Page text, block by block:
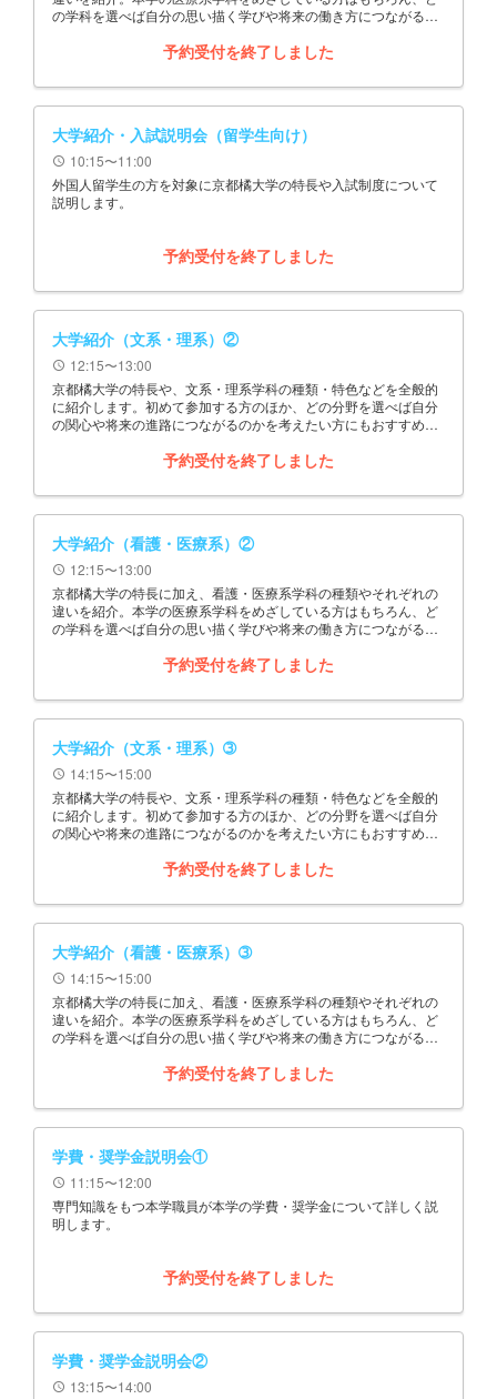
の学科を選べば自分の思い描く学びや将来の働き方につながるの
予約受付を終了しました
大学紹介・入試説明会（留学生向け）
schedule 10:15〜11:00
外国人留学生の方を対象に京都橘大学の特長や入試制度について
説明します。
予約受付を終了しました
大学紹介（文系・理系）②
schedule 12:15〜13:00
京都橘大学の特長や、文系・理系学科の種類・特色などを全般的
に紹介します。初めて参加する方のほか、どの分野を選べば自分
の関心や将来の進路につながるのかを考えたい方にもおすすめの
予約受付を終了しました
大学紹介（看護・医療系）②
schedule 12:15〜13:00
京都橘大学の特長に加え、看護・医療系学科の種類やそれぞれの
違いを紹介。本学の医療系学科をめざしている方はもちろん、ど
の学科を選べば自分の思い描く学びや将来の働き方につながるの
予約受付を終了しました
大学紹介（文系・理系）➂
schedule 14:15〜15:00
京都橘大学の特長や、文系・理系学科の種類・特色などを全般的
に紹介します。初めて参加する方のほか、どの分野を選べば自分
の関心や将来の進路につながるのかを考えたい方にもおすすめの
予約受付を終了しました
大学紹介（看護・医療系）➂
schedule 14:15〜15:00
京都橘大学の特長に加え、看護・医療系学科の種類やそれぞれの
違いを紹介。本学の医療系学科をめざしている方はもちろん、ど
の学科を選べば自分の思い描く学びや将来の働き方につながるの
予約受付を終了しました
学費・奨学金説明会①
schedule 11:15〜12:00
専門知識をもつ本学職員が本学の学費・奨学金について詳しく説
明します。
予約受付を終了しました
学費・奨学金説明会②
schedule 13:15〜14:00